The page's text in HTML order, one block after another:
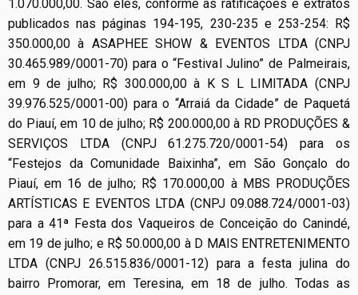
1.070.000,00. São eles, conforme as ratificações e extratos
publicados nas páginas 194-195, 230-235 e 253-254: R$
350.000,00 à ASAPHEE SHOW & EVENTOS LTDA (CNPJ
30.465.989/0001-70) para o “Festival Julino” de Palmeirais,
em 9 de julho; R$ 300.000,00 à K S L LIMITADA (CNPJ
39.976.525/0001-00) para o “Arraiá da Cidade” de Paquetá
do Piauí, em 10 de julho; R$ 200.000,00 à RD PRODUÇÕES &
SERVIÇOS LTDA (CNPJ 61.275.720/0001-54) para os
“Festejos da Comunidade Baixinha”, em São Gonçalo do
Piauí, em 16 de julho; R$ 170.000,00 à MBS PRODUÇÕES
ARTÍSTICAS E EVENTOS LTDA (CNPJ 09.088.724/0001-03)
para a 41ª Festa dos Vaqueiros de Conceição do Canindé,
em 19 de julho; e R$ 50.000,00 à D MAIS ENTRETENIMENTO
LTDA (CNPJ 26.515.836/0001-12) para a festa julina do
bairro Promorar, em Teresina, em 18 de julho. Todas as